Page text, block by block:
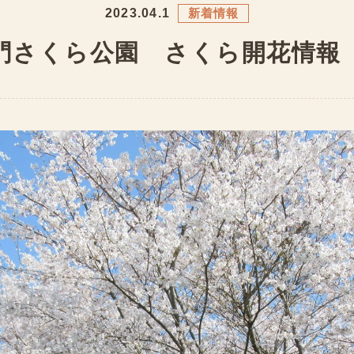
2023.04.1 新着情報
さくら公園 さくら開花情報